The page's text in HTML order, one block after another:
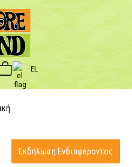
EL
Εκδήλωση Ενδιαφέροντος